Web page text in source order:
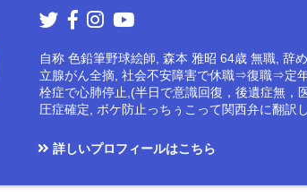
自称 色鉛筆野球絵師, 森本 雅昭 64歳 無職, 辞
立腺がん全摘, 社会不安障害で休職⇒復職⇒定
栓症で心肺停止,(半日で意識回復，後遺症無，
圧症確定, ボケ防止っちぅこって関西弁に翻訳
詳しいプロフィールはこちら